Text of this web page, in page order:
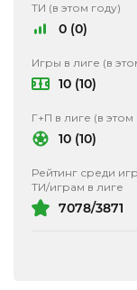
ТИ (в этом году)
0 (0)
Игры в лиге (в
10 (10)
Г+П в лиге (в
10 (10)
Рейтинг среди
ТИ/играм в лиге
7078/3871